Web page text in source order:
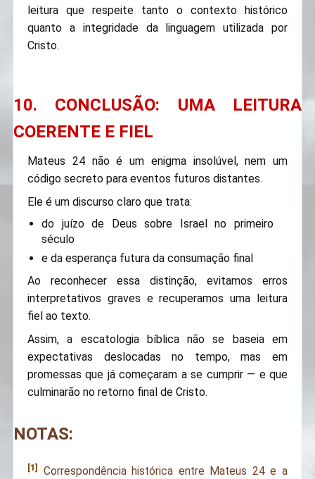
leitura que respeite tanto o contexto histórico
quanto a integridade da linguagem utilizada por
Cristo.
10. CONCLUSÃO: UMA LEITURA
COERENTE E FIEL
Mateus 24 não é um enigma insolúvel, nem um
código secreto para eventos futuros distantes.
Ele é um discurso claro que trata:
do juízo de Deus sobre Israel no primeiro
século
e da esperança futura da consumação final
Ao reconhecer essa distinção, evitamos erros
interpretativos graves e recuperamos uma leitura
fiel ao texto.
Assim, a escatologia bíblica não se baseia em
expectativas deslocadas no tempo, mas em
promessas que já começaram a se cumprir — e que
culminarão no retorno final de Cristo.
NOTAS:
1 Correspondência histórica entre Mateus 24 e a